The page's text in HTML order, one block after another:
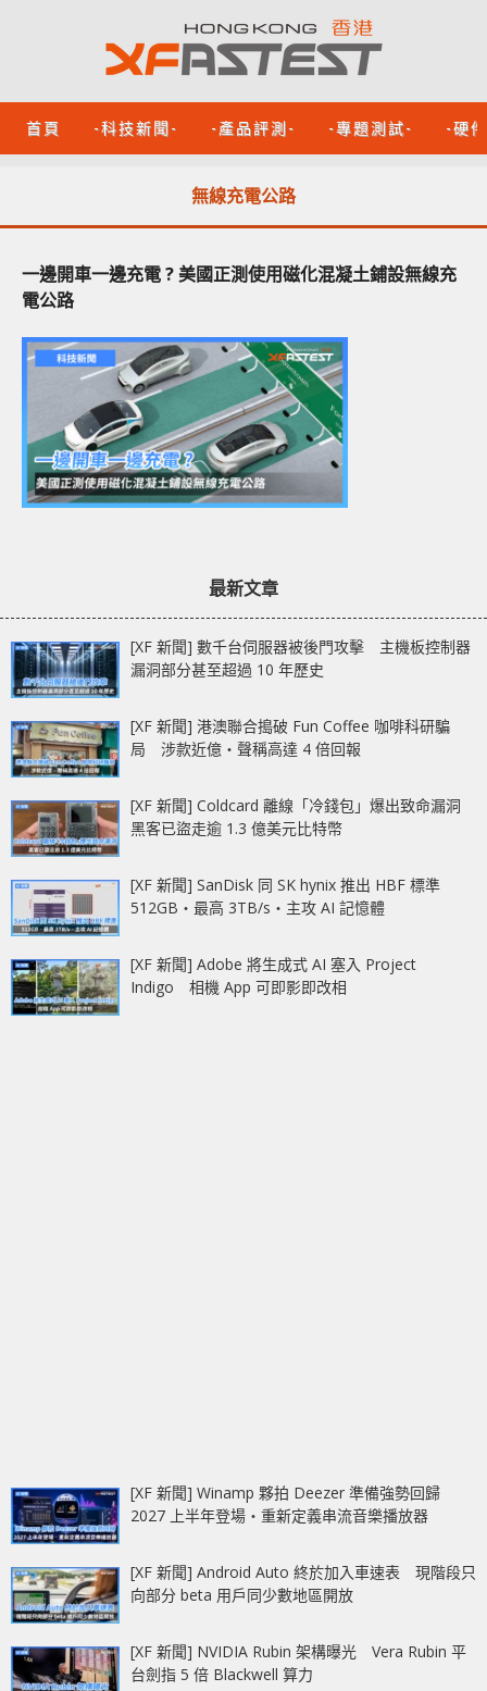
首頁 -科技新聞- -產品評測- -專題測試- -硬
無線充電公路
一邊開車一邊充電 ? 美國正測使用磁化混凝土鋪設無線充
電公路
最新文章
[XF 新聞] 數千台伺服器被後門攻擊 主機板控制器
漏洞部分甚至超過 10 年歷史
[XF 新聞] 港澳聯合搗破 Fun Coffee 咖啡科研騙
局 涉款近億‧聲稱高達 4 倍回報
[XF 新聞] Coldcard 離線「冷錢包」爆出致命漏洞
黑客已盜走逾 1.3 億美元比特幣
[XF 新聞] SanDisk 同 SK hynix 推出 HBF 標準
512GB‧最高 3TB/s‧主攻 AI 記憶體
[XF 新聞] Adobe 將生成式 AI 塞入 Project
Indigo 相機 App 可即影即改相
[XF 新聞] Winamp 夥拍 Deezer 準備強勢回歸
2027 上半年登場‧重新定義串流音樂播放器
[XF 新聞] Android Auto 終於加入車速表 現階段只
向部分 beta 用戶同少數地區開放
[XF 新聞] NVIDIA Rubin 架構曝光 Vera Rubin 平
台劍指 5 倍 Blackwell 算力